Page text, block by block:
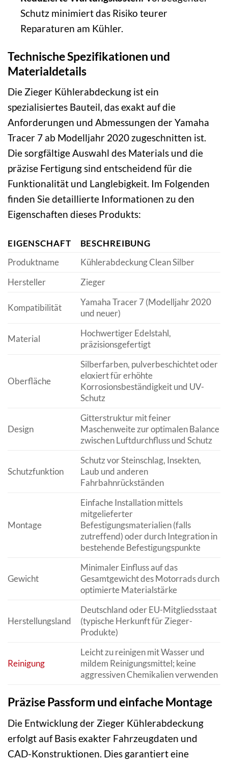
Schutz minimiert das Risiko teurer
Reparaturen am Kühler.
Technische Spezifikationen und
Materialdetails
Die Zieger Kühlerabdeckung ist ein
spezialisiertes Bauteil, das exakt auf die
Anforderungen und Abmessungen der Yamaha
Tracer 7 ab Modelljahr 2020 zugeschnitten ist.
Die sorgfältige Auswahl des Materials und die
präzise Fertigung sind entscheidend für die
Funktionalität und Langlebigkeit. Im Folgenden
finden Sie detaillierte Informationen zu den
Eigenschaften dieses Produkts:
EIGENSCHAFT
BESCHREIBUNG
Produktname
Kühlerabdeckung Clean Silber
Hersteller
Zieger
Kompatibilität
Yamaha Tracer 7 (Modelljahr 2020
und neuer)
Material
Hochwertiger Edelstahl,
präzisionsgefertigt
Oberfläche
Silberfarben, pulverbeschichtet oder
eloxiert für erhöhte
Korrosionsbeständigkeit und UV-
Schutz
Design
Gitterstruktur mit feiner
Maschenweite zur optimalen Balance
zwischen Luftdurchfluss und Schutz
Schutzfunktion
Schutz vor Steinschlag, Insekten,
Laub und anderen
Fahrbahnrückständen
Montage
Einfache Installation mittels
mitgelieferter
Befestigungsmaterialien (falls
zutreffend) oder durch Integration in
bestehende Befestigungspunkte
Gewicht
Minimaler Einfluss auf das
Gesamtgewicht des Motorrads durch
optimierte Materialstärke
Herstellungsland
Deutschland oder EU-Mitgliedsstaat
(typische Herkunft für Zieger-
Produkte)
Reinigung
Leicht zu reinigen mit Wasser und
mildem Reinigungsmittel; keine
aggressiven Chemikalien verwenden
Präzise Passform und einfache Montage
Die Entwicklung der Zieger Kühlerabdeckung
erfolgt auf Basis exakter Fahrzeugdaten und
CAD-Konstruktionen. Dies garantiert eine